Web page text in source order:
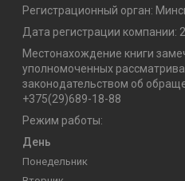
Регистрационный орган:
Дата регистрации компании:
Местонахождение книги
уполномоченных
законодательством об
+375(29)689-18-88
Режим работы:
День
Понедельник